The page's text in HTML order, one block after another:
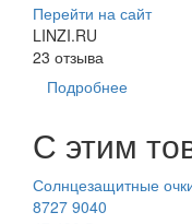
Перейти на сайт
LINZI.RU
23 отзыва
Подробнее
С этим
Солнцезащитные
8727 9040